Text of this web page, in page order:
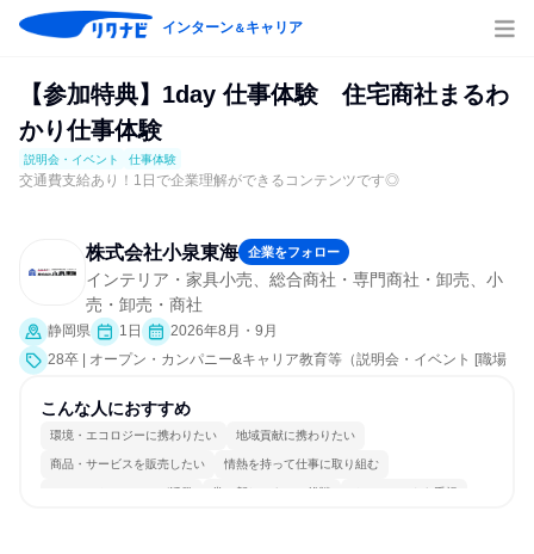
インターン＆キャリア
【参加特典】1day 仕事体験 住宅商社まるわ
かり仕事体験
説明会・イベント 仕事体験
交通費支給あり！1日で企業理解ができるコンテンツです◎
株式会社小泉東海 企業をフォロー
インテリア・家具小売、総合商社・専門商社・卸売、小
売・卸売・商社
静岡県 1日
2026年8月・9月
28卒 | オープン・カンパニー&キャリア教育等（説明会・イベント [職場
こんな人におすすめ
環境・エコロジーに携わりたい 地域貢献に携わりたい
商品・サービスを販売したい 情熱を持って仕事に取り組む
コミュニケーションが活発 常に新しいものに挑戦 チームワークを重視